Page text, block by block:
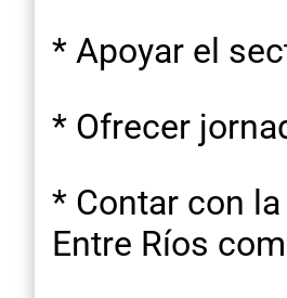
* Apoyar el
* Ofrecer
* Contar con
Entre Ríos